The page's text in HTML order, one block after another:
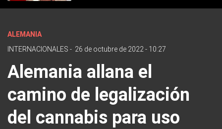
ALEMANIA
INTERNACIONALES - 26 de octubre de 2022 - 10:27
Alemania allana el
camino de legalización
del cannabis para uso